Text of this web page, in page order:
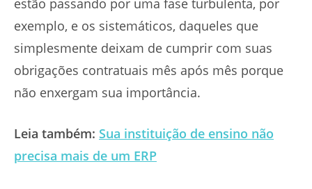
estão passando por uma fase turbulenta, por
exemplo, e os sistemáticos, daqueles que
simplesmente deixam de cumprir com suas
obrigações contratuais mês após mês porque
não enxergam sua importância.
Leia também: Sua instituição de ensino não
precisa mais de um ERP